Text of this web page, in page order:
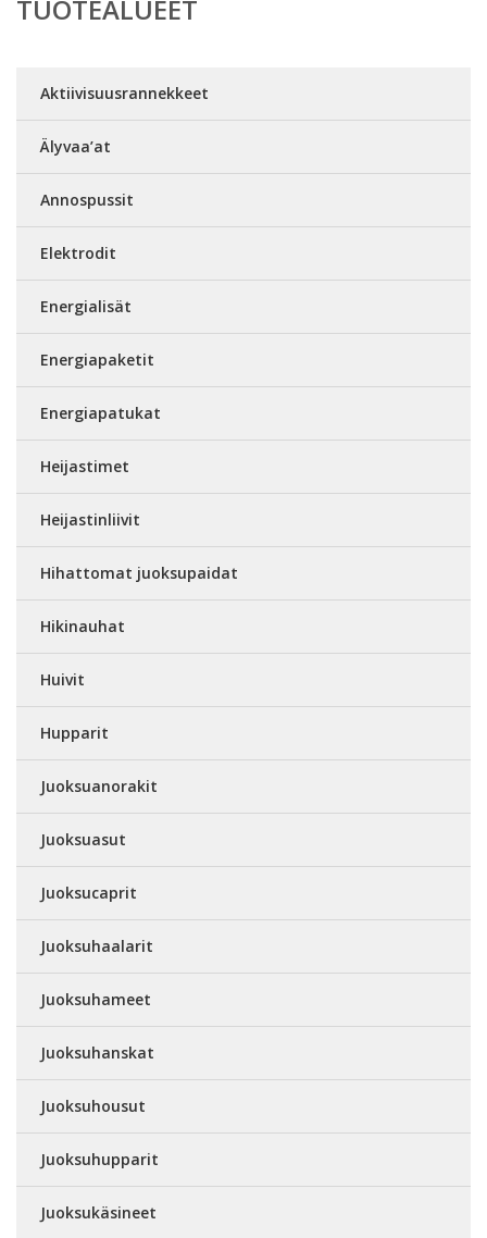
TUOTEALUEET
Aktiivisuusrannekkeet
Älyvaa’at
Annospussit
Elektrodit
Energialisät
Energiapaketit
Energiapatukat
Heijastimet
Heijastinliivit
Hihattomat juoksupaidat
Hikinauhat
Huivit
Hupparit
Juoksuanorakit
Juoksuasut
Juoksucaprit
Juoksuhaalarit
Juoksuhameet
Juoksuhanskat
Juoksuhousut
Juoksuhupparit
Juoksukäsineet